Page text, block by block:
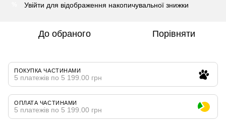
Увійти для відображення накопичувальної знижки
До обраного Порівняти
ПОКУПКА ЧАСТИНАМИ
5 платежів по 5 199.00 грн
ОПЛАТА ЧАСТИНАМИ
5 платежів по 5 199.00 грн